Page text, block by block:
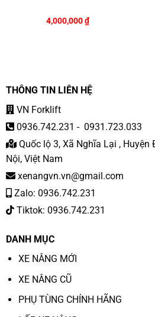
4,000,000₫
THÔNG TIN LIÊN HỆ
VN Forklift
0936.742.231 - 0931.723.033
Quốc lộ 3, Xã Nghĩa Lại , Huyện
Nội, Việt Nam
xenangvn.vn@gmail.com
Zalo: 0936.742.231
Tiktok: 0936.742.231
DANH MỤC
XE NÂNG MỚI
XE NÂNG CŨ
PHỤ TÙNG CHÍNH HÃNG